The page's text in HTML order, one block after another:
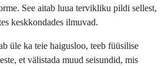
See aitab luua tervikliku pildi sellest,
keskkondades ilmuvad.
üle ka teie haigusloo, teeb füüsilise
et välistada muud seisundid, mis